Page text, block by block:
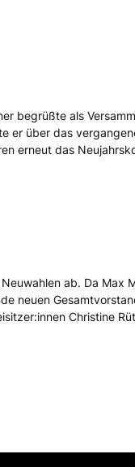
begrüßte als
er über das
erneut das
ab. Da Max
neuen
Christine